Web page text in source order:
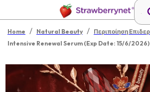
Home / Natural Beauty / Περιποίηση
Intensive Renewal Serum (Exp Date: 15/6/2026)